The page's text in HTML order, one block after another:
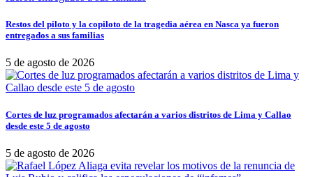
Restos del piloto y la copiloto de la tragedia aérea en Nasca ya fueron
entregados a sus familias
5 de agosto de 2026
Cortes de luz programados afectarán a varios distritos de Lima y Callao
desde este 5 de agosto
5 de agosto de 2026